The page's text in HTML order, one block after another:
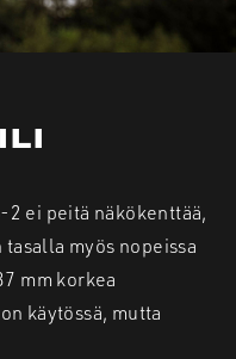
ei peitä näkökenttää,
myös nopeissa
mm korkea
käytössä, mutta